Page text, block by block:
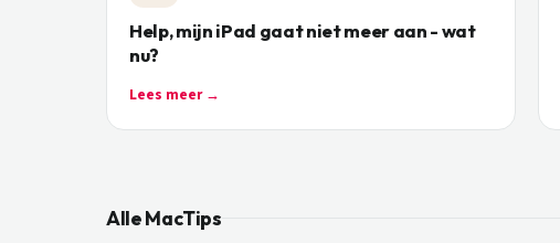
Help, mijn iPad gaat niet meer aan - wat
nu?
Lees meer →
Alle MacTips